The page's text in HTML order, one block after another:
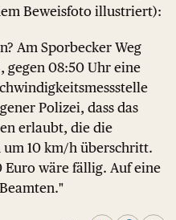
Beweisfoto illustriert):
Am Sporbecker Weg
gegen 08:50 Uhr eine
Polizei, dass das
erlaubt, die die
10 km/h überschritt.
Euro wäre fällig. Auf eine